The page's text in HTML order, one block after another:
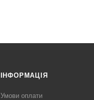
ІНФОРМАЦІЯ
Умови оплати